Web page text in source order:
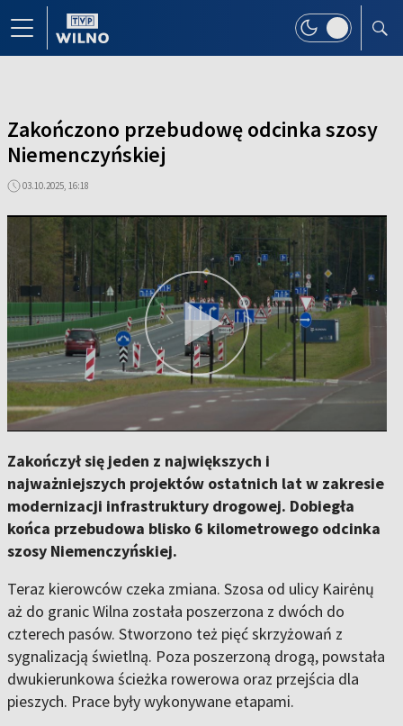
Zakończono przebudowę odcinka szosy
Niemenczyńskiej
03.10.2025, 16:18
Zakończył się jeden z największych i
najważniejszych projektów ostatnich lat w zakresie
modernizacji infrastruktury drogowej. Dobiegła
końca przebudowa blisko 6 kilometrowego odcinka
szosy Niemenczyńskiej.
Teraz kierowców czeka zmiana. Szosa od ulicy Kairėnų
aż do granic Wilna została poszerzona z dwóch do
czterech pasów. Stworzono też pięć skrzyżowań z
sygnalizacją świetlną. Poza poszerzoną drogą, powstała
dwukierunkowa ścieżka rowerowa oraz przejścia dla
pieszych. Prace były wykonywane etapami.